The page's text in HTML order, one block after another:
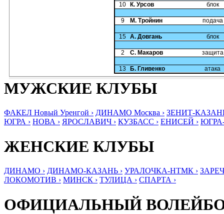
10
К. Урсов блок
9 М. Тройнин подача
15 А. Довгань блок
2 С. Макаров защита
13 Б. Гливенко атака
МУЖСКИЕ КЛУБЫ
ФАКЕЛ Новый Уренгой › ДИНАМО Москва › ЗЕНИТ-
ЮГРА › НОВА › ЯРОСЛАВИЧ › КУЗБАСС › ЕНИСЕЙ ›
ЖЕНСКИЕ КЛУБЫ
ДИНАМО › ДИНАМО-КАЗАНЬ › УРАЛОЧКА-НТМК ›
ЛОКОМОТИВ › МИНСК › ТУЛИЦА › СПАРТА ›
ОФИЦИАЛЬНЫЙ